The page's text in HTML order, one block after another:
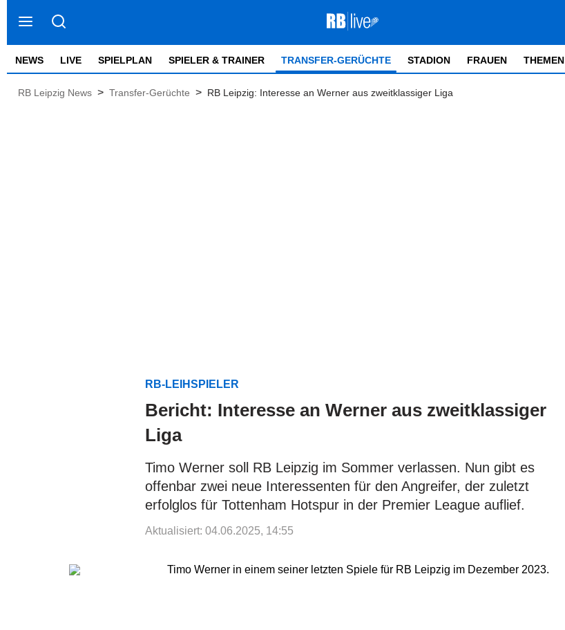
NEWS LIVE SPIELPLAN SPIELER & TRAINER TRANSFER-GERÜCHTE STADION FRAUEN THEMEN
RB Leipzig News > Transfer-Gerüchte > RB Leipzig: Interesse an Werner aus zweitklassiger Liga
RB-LEIHSPIELER
Bericht: Interesse an Werner aus zweitklassiger
Liga
Timo Werner soll RB Leipzig im Sommer verlassen. Nun gibt es
offenbar zwei neue Interessenten für den Angreifer, der zuletzt
erfolglos für Tottenham Hotspur in der Premier League auflief.
Aktualisiert: 04.06.2025, 14:55